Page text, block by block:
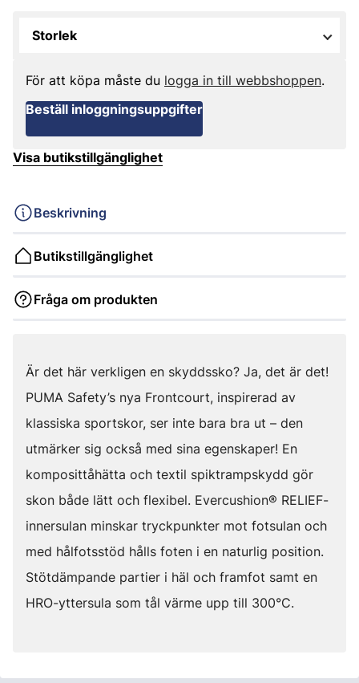
Storlek
För att köpa måste du logga in till webbshoppen.
Beställ inloggningsuppgifter
Visa butikstillgänglighet
Beskrivning
Butikstillgänglighet
Fråga om produkten
Är det här verkligen en skyddssko? Ja, det är det!
PUMA Safety’s nya Frontcourt, inspirerad av
klassiska sportskor, ser inte bara bra ut – den
utmärker sig också med sina egenskaper! En
komposittåhätta och textil spiktrampskydd gör
skon både lätt och flexibel. Evercushion® RELIEF-
innersulan minskar tryckpunkter mot fotsulan och
med hålfotsstöd hålls foten i en naturlig position.
Stötdämpande partier i häl och framfot samt en
HRO-yttersula som tål värme upp till 300°C.